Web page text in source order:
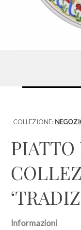
COLLEZIONE:
PIATTO
Informazioni